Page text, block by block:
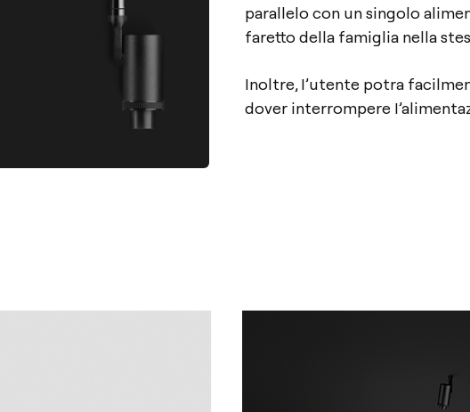
parallelo con un singolo
faretto della famiglia nella
Inoltre, I’utente potra
dover interrompere